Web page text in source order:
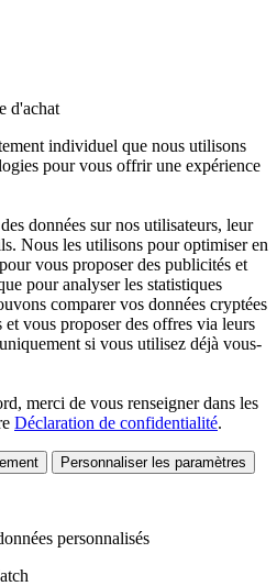
d'achat
individuel que nous utilisons
pour vous offrir une expérience
données sur nos utilisateurs, leur
Nous les utilisons pour optimiser en
vous proposer des publicités et
pour analyser les statistiques
comparer vos données cryptées
et vous proposer des offres via leurs
si vous utilisez déjà vous-
merci de vous renseigner dans les
Déclaration de confidentialité.
Personnaliser les paramètres
personnalisés